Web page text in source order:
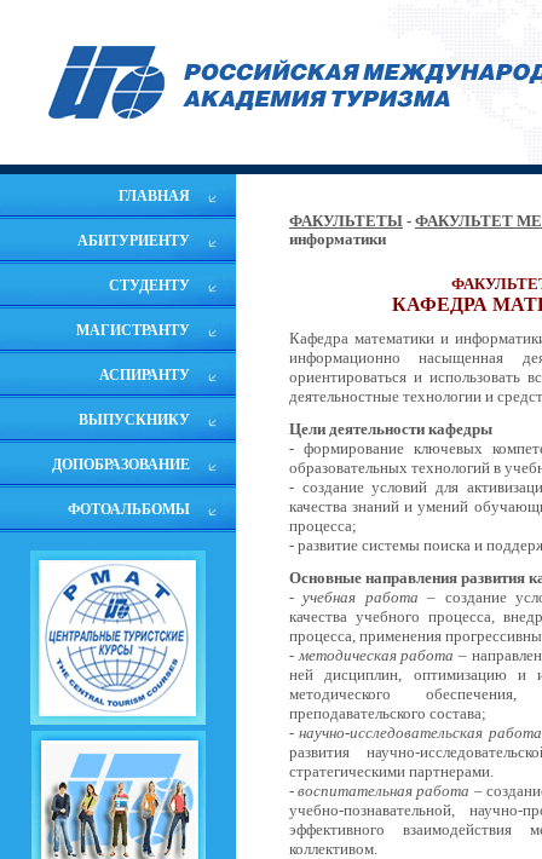
ГЛАВНАЯ
АБИТУРИЕНТУ
СТУДЕНТУ
МАГИСТРАНТУ
АСПИРАНТУ
ВЫПУСКНИКУ
ДОПОБРАЗОВАНИЕ
ФОТОАЛЬБОМЫ
ФАКУЛЬТЕТЫ - ФАКУЛЬТЕТ
информатики
КАФЕДРА
Кафедра математики и
информационно насыщенная
ориентироваться и использовать
деятельностные технологии и
Цели деятельности кафедры
- формирование ключевых
образовательных технологий в
- создание условий для
качества знаний и умений
процесса;
- развитие системы поиска и
Основные направления развития
-учебная работа – создание
качества учебного процесса,
процесса, применения
-методическая работа –
ней дисциплин, оптимизацию и
методического
преподавательского состава;
-научно-исследовательская
развития научно-
стратегическими партнерами.
-воспитательная работа –
учебно-познавательной, научно-
эффективного взаимодействия
коллективом.